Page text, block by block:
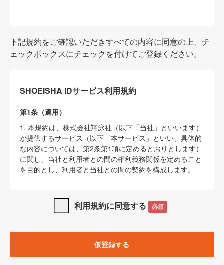
下記規約をご確認いただきすべての内容に同意の上、チ
ェックボックスにチェックを付けてご登録ください。
SHOEISHA iDサービス利用規約
第1条（適用）
1. 本規約は、株式会社翔泳社（以下「当社」といいます）
が提供するサービス（以下「本サービス」といい、具体的
な内容については、第2条第1項に定めるとおりとします）
に関し、当社と利用者との間の権利義務関係を定めること
を目的とし、利用者と当社との間の契約を構成します。
SHOEISHA iDプライバシーポリシー」及び「
サイト上でのデータの利用について（Cookieポリシー）
3. 本規約の内容と、前項に記載する定めその他当社が定め
利用規約に同意する 必須
仮登録する